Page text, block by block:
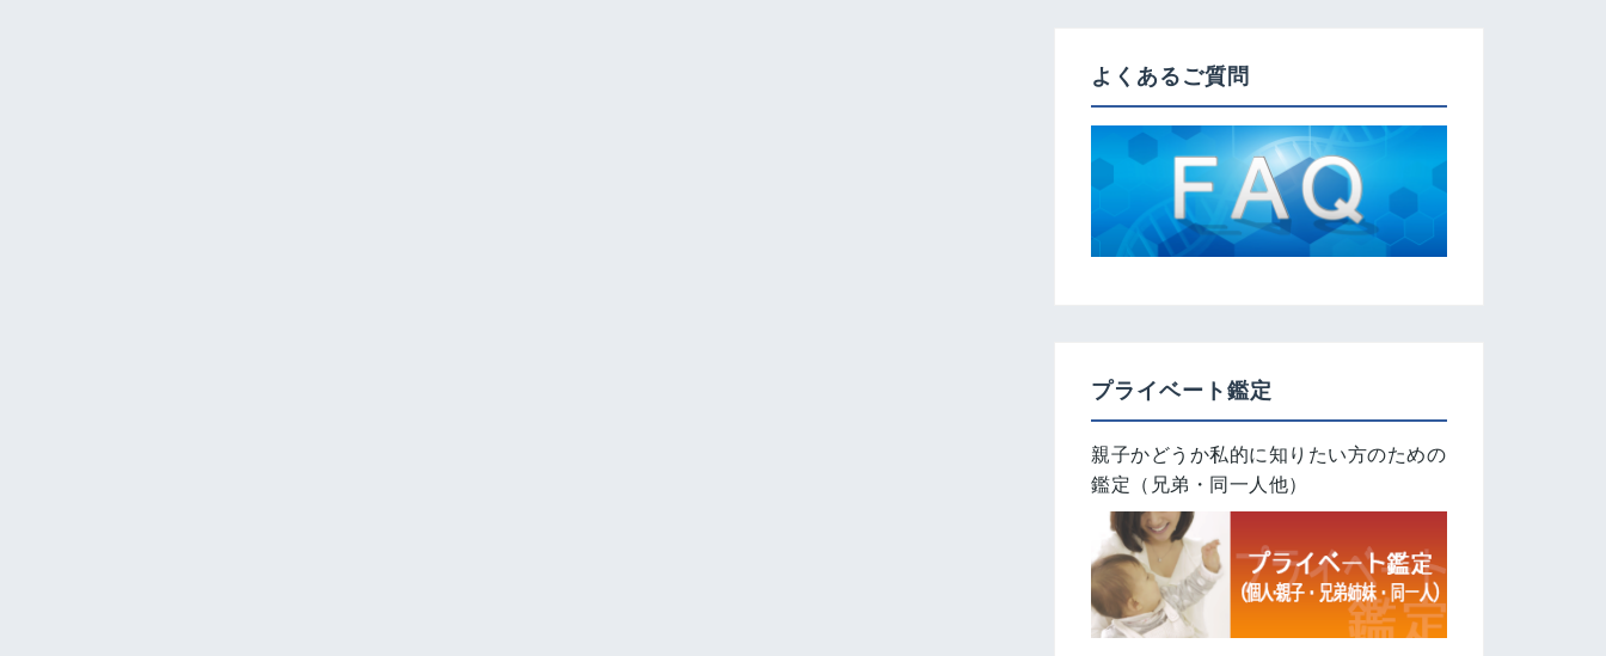
よくあるご質問
プライベート鑑定
親子かどうか私的に知りたい方のための
鑑定（兄弟・同一人他）